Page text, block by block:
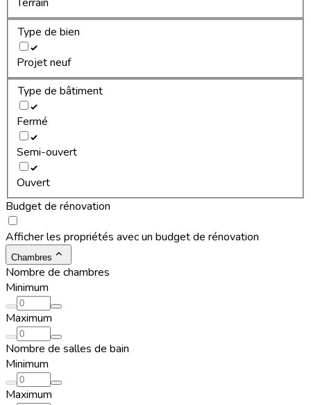
Type de bien
Projet neuf
Type de bâtiment
Fermé
Semi-ouvert
Ouvert
Budget de rénovation
Afficher les propriétés avec un budget de rénovation
Chambres
Nombre de chambres
Minimum
Maximum
Nombre de salles de bain
Minimum
Maximum